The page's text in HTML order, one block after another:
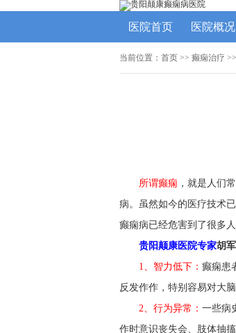
医院首页 医院概况
当前位置： 首页 >> 癫痫治疗
所谓癫痫 ，就是人们
病。虽然如今的医疗技术
癫痫病已经危害到了很多
贵阳颠康医院专家胡军
1、智力低下： 癫痫患
反发作作，特别容易对大
2、行为异常： 一些病
作时意识丧失会、肢体抽